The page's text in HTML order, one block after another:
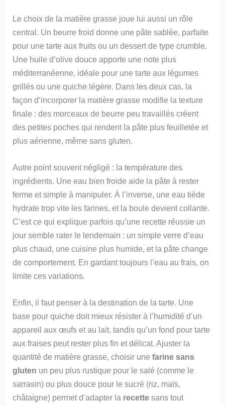
Le choix de la matière grasse joue lui aussi un rôle
central. Un beurre froid donne une pâte sablée, parfaite
pour une tarte aux fruits ou un dessert de type crumble.
Une huile d’olive douce apporte une note plus
méditerranéenne, idéale pour une tarte aux légumes
grillés ou une quiche légère. Dans les deux cas, la
façon d’incorporer la matière grasse modifie la texture
finale : des morceaux de beurre peu travaillés créent
des petites poches qui rendent la pâte plus feuilletée et
plus aérienne, même sans gluten.
Autre point souvent négligé : la température des
ingrédients. Une eau bien froide aide la pâte à rester
ferme et simple à manipuler. À l’inverse, une eau tiède
hydrate trop vite les farines, et la boule devient collante.
C’est ce qui explique parfois qu’une recette réussie un
jour semble rater le lendemain : un simple verre d’eau
plus chaud, une cuisine plus humide, et la pâte change
de comportement. En gardant toujours l’eau au frais, on
limite ces variations.
Enfin, il faut penser à la destination de la tarte. Une
base pour quiche doit mieux résister à l’humidité d’un
appareil aux œufs et au lait, tandis qu’un fond pour tarte
aux fraises peut rester plus fin et délicat. Ajuster la
quantité de matière grasse, choisir unefarine sans
gluten un peu plus rustique pour le salé (comme le
sarrasin) ou plus douce pour le sucré (riz, maïs,
châtaigne) permet d’adapter la recette sans tout